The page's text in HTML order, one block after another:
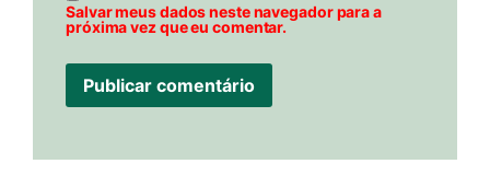
Salvar meus dados neste navegador para a
próxima vez que eu comentar.